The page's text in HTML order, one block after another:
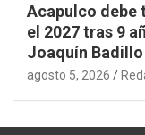
Acapulco debe
el 2027 tras 9
Joaquín Badillo
agosto 5, 2026